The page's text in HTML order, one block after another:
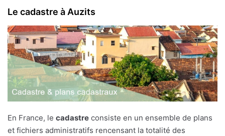
Le cadastre à Auzits
En France, le cadastre consiste en un ensemble de plans
et fichiers administratifs rencensant la totalité des